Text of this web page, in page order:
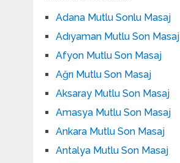
Adana Mutlu Sonlu Masaj
Adıyaman Mutlu Son Masaj
Afyon Mutlu Son Masaj
Ağrı Mutlu Son Masaj
Aksaray Mutlu Son Masaj
Amasya Mutlu Son Masaj
Ankara Mutlu Son Masaj
Antalya Mutlu Son Masaj